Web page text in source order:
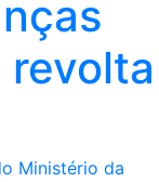
Ministério da